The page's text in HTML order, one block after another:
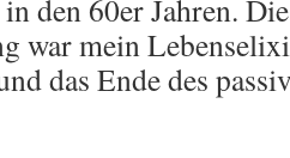
den 60er Jahren.
war mein
das Ende des